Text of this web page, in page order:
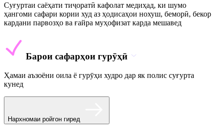
Суғуртаи саёҳати тиҷоратӣ кафолат медиҳад, ки шумо
ҳангоми сафари кории худ аз ҳодисаҳои нохуш, беморӣ, бекор
кардани парвозҳо ва ғайра муҳофизат карда мешавед
Барои сафарҳои гурӯҳӣ
Ҳамаи аъзоёни оила ё гурӯҳи худро дар як полис суғурта
кунед
Нархномаи ройгон гиред